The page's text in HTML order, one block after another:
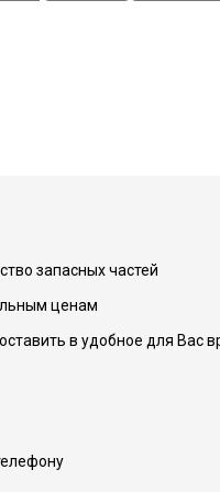
запасных частей
ценам
в удобное для Вас